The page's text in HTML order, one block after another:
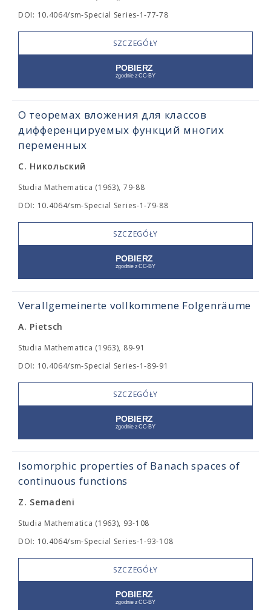
DOI: 10.4064/sm-Special Series-1-77-78
SZCZEGÓŁY
О теоремах вложения для классов
дифференцируемых функций многих
переменных
С. Никольский
Studia Mathematica (1963), 79-88
DOI: 10.4064/sm-Special Series-1-79-88
SZCZEGÓŁY
Verallgemeinerte vollkommene Folgenräume
A. Pietsch
Studia Mathematica (1963), 89-91
DOI: 10.4064/sm-Special Series-1-89-91
SZCZEGÓŁY
Isomorphic properties of Banach spaces of
continuous functions
Z. Semadeni
Studia Mathematica (1963), 93-108
DOI: 10.4064/sm-Special Series-1-93-108
SZCZEGÓŁY